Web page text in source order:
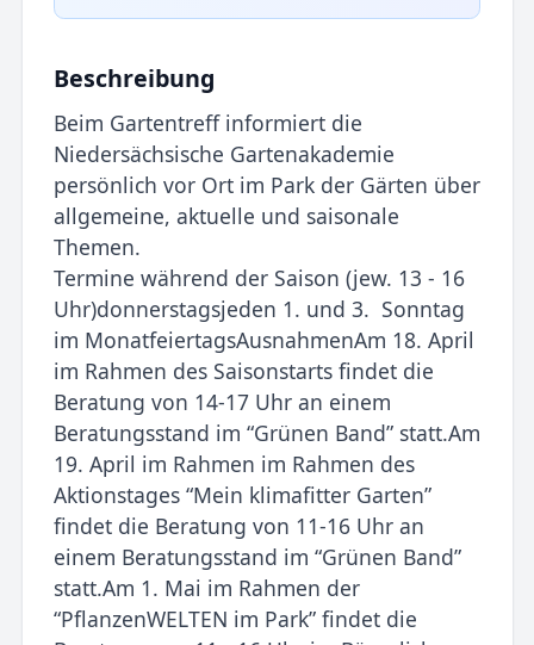
Beschreibung
Beim Gartentreff informiert die
Niedersächsische Gartenakademie
persönlich vor Ort im Park der Gärten über
allgemeine, aktuelle und saisonale
Themen.
Termine während der Saison (jew. 13 - 16
Uhr)donnerstagsjeden 1. und 3. Sonntag
im MonatfeiertagsAusnahmenAm 18. April
im Rahmen des Saisonstarts findet die
Beratung von 14-17 Uhr an einem
Beratungsstand im “Grünen Band” statt.Am
19. April im Rahmen im Rahmen des
Aktionstages “Mein klimafitter Garten”
findet die Beratung von 11-16 Uhr an
einem Beratungsstand im “Grünen Band”
statt.Am 1. Mai im Rahmen der
“PflanzenWELTEN im Park” findet die